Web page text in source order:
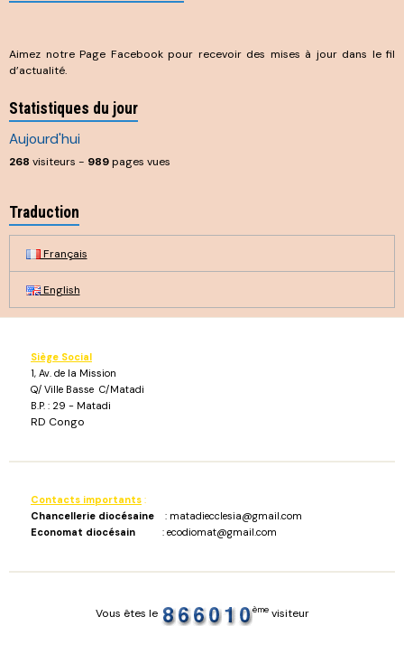
Aimez notre Page Facebook pour recevoir des mises à jour dans le fil
d’actualité.
Statistiques du jour
Aujourd'hui
268 visiteurs - 989pages vues
Traduction
Français
English
Siège Social
1, Av. de la Mission
Q/ Ville Basse C/Matadi
B.P. : 29 - Matadi
RD Congo
Contacts importants :
Chancellerie diocésaine : matadiecclesia@gmail.com
Economat diocésain : ecodiomat@gmail.com
Vous êtes le èmevisiteur